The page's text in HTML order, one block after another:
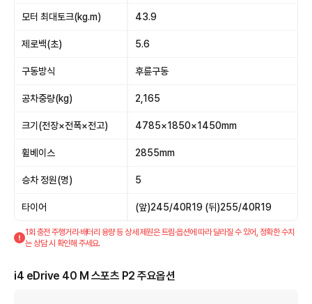
모터 최대토크(kg.m) 43.9
제로백(초) 5.6
구동방식 후륜구동
공차중량(kg) 2,165
크기(전장×전폭×전고) 4785×1850×1450mm
휠베이스 2855mm
승차 정원(명) 5
타이어 (앞)245/40R19 (뒤)255/40R19
1회 충전 주행거리·배터리 용량 등 상세 제원은 트림·옵션에 따라 달라질 수 있어, 정확한 수치
는 상담 시 확인해 주세요.
i4 eDrive 40 M 스포츠 P2 주요옵션